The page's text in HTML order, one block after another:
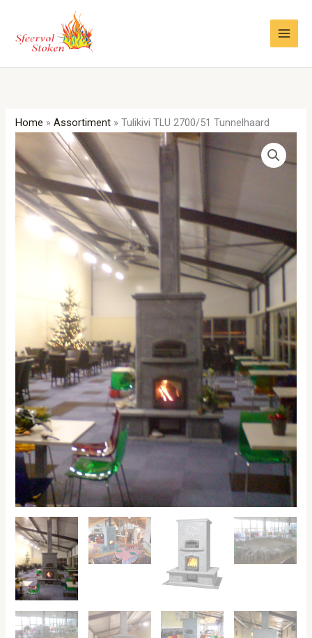
inhoud
Home »Assortiment »Tulikivi TLU 2700/51 Tunnelhaard